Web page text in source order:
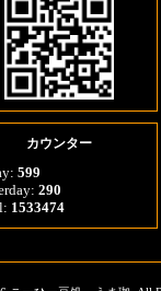
カウンター
599
290
1533474